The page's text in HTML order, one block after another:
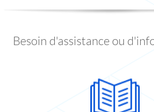
Besoin d'assistance ou